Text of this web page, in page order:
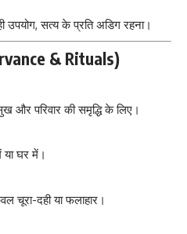
उपयोग, सत्य के प्रति अडिग रहना।
& Rituals)
और परिवार की समृद्धि के लिए।
घर में।
चूरा-दही या फलाहार।